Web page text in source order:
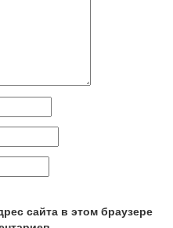
сайта в этом браузере